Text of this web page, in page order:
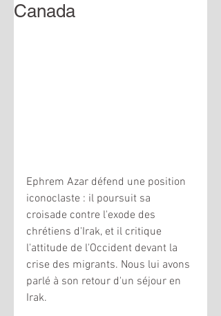
Canada
Ephrem Azar défend une position
iconoclaste : il poursuit sa
croisade contre l'exode des
chrétiens d'Irak, et il critique
l'attitude de l'Occident devant la
crise des migrants. Nous lui avons
parlé à son retour d'un séjour en
Irak.